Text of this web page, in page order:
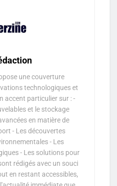
une couverture
technologiques et
accent particulier sur : -
et le stockage
en matière de
- Les découvertes
- Les
- Les solutions pour
rédigés avec un souci
en restant accessibles,